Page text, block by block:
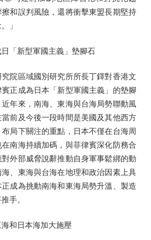
和誤判風險，還將衝擊東盟長期堅持
」
新型軍國主義」墊腳石
區域國別研究所所長丁鐸對香港文
賓正成為日本「新型軍國主義」的墊腳
年來，南海、東海與台海局勢聯動風
當前及今後一段時間是美國及其他西方
局下關注的重點，日本不僅在台海周
南海持續加碼，與菲律賓深化防務合
外部威脅說辭推動自身軍事鬆綁的動
、東海與台海在地理和政治因素上具
成為挑動南海和東海局勢升溫、製造
手。
和日本海加大施壓